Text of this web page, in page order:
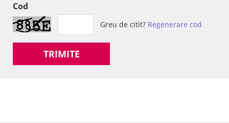
Cod
Greu de citit? Regenerare cod
TRIMITE